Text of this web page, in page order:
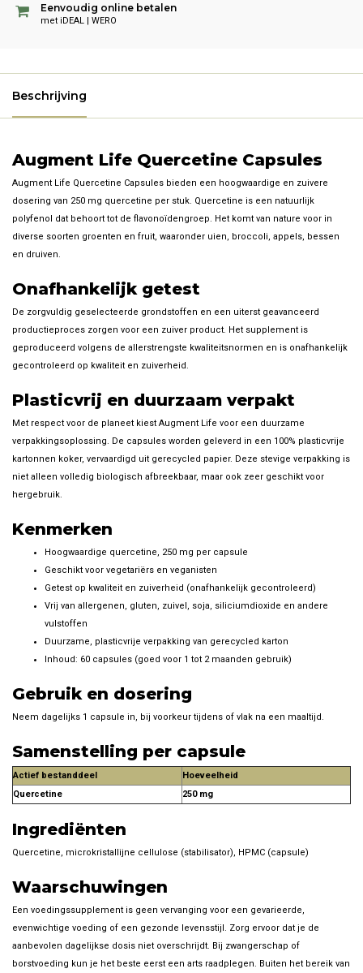
Eenvoudig online betalen
met iDEAL | WERO
Beschrijving
Augment Life Quercetine Capsules
Augment Life Quercetine Capsules bieden een hoogwaardige en zuivere
dosering van 250 mg quercetine per stuk. Quercetine is een natuurlijk
polyfenol dat behoort tot de flavonoïdengroep. Het komt van nature voor in
diverse soorten groenten en fruit, waaronder uien, broccoli, appels, bessen
en druiven.
Onafhankelijk getest
De zorgvuldig geselecteerde grondstoffen en een uiterst geavanceerd
productieproces zorgen voor een zuiver product. Het supplement is
geproduceerd volgens de allerstrengste kwaliteitsnormen en is onafhankelijk
gecontroleerd op kwaliteit en zuiverheid.
Plasticvrij en duurzaam verpakt
Met respect voor de planeet kiest Augment Life voor een duurzame
verpakkingsoplossing. De capsules worden geleverd in een 100% plasticvrije
kartonnen koker, vervaardigd uit gerecycled papier. Deze stevige verpakking is
niet alleen volledig biologisch afbreekbaar, maar ook zeer geschikt voor
hergebruik.
Kenmerken
Hoogwaardige quercetine, 250 mg per capsule
Geschikt voor vegetariërs en veganisten
Getest op kwaliteit en zuiverheid (onafhankelijk gecontroleerd)
Vrij van allergenen, gluten, zuivel, soja, siliciumdioxide en andere
vulstoffen
Duurzame, plasticvrije verpakking van gerecycled karton
Inhoud: 60 capsules (goed voor 1 tot 2 maanden gebruik)
Gebruik en dosering
Neem dagelijks 1 capsule in, bij voorkeur tijdens of vlak na een maaltijd.
Samenstelling per capsule
Actief bestanddeel
Hoeveelheid
Quercetine
250 mg
Ingrediënten
Quercetine, microkristallijne cellulose (stabilisator), HPMC (capsule)
Waarschuwingen
Een voedingssupplement is geen vervanging voor een gevarieerde,
evenwichtige voeding of een gezonde levensstijl. Zorg ervoor dat je de
aanbevolen dagelijkse dosis niet overschrijdt. Bij zwangerschap of
borstvoeding kun je het beste eerst een arts raadplegen. Buiten het bereik van